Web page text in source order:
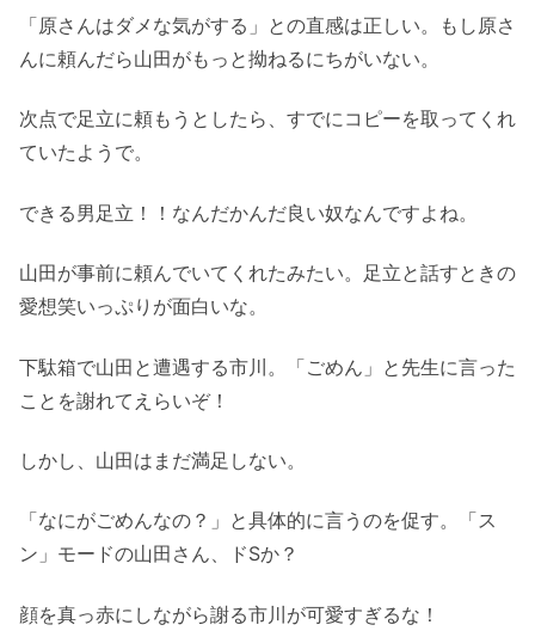
「原さんはダメな気がする」との直感は正しい。もし原さ
んに頼んだら山田がもっと拗ねるにちがいない。
次点で足立に頼もうとしたら、すでにコピーを取ってくれ
ていたようで。
できる男足立！！なんだかんだ良い奴なんですよね。
山田が事前に頼んでいてくれたみたい。足立と話すときの
愛想笑いっぷりが面白いな。
下駄箱で山田と遭遇する市川。「ごめん」と先生に言った
ことを謝れてえらいぞ！
しかし、山田はまだ満足しない。
「なにがごめんなの？」と具体的に言うのを促す。「ス
ン」モードの山田さん、ドSか？
顔を真っ赤にしながら謝る市川が可愛すぎるな！